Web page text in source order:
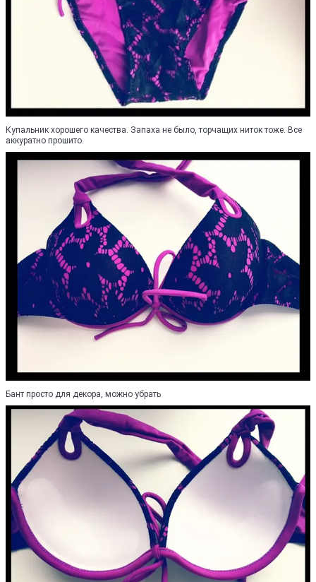
Купальник хорошего качества. Запаха не было, торчащих ниток тоже. Все
аккуратно прошито.
Бант просто для декора, можно убрать